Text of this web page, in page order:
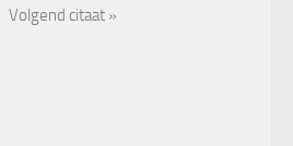
Volgend citaat »